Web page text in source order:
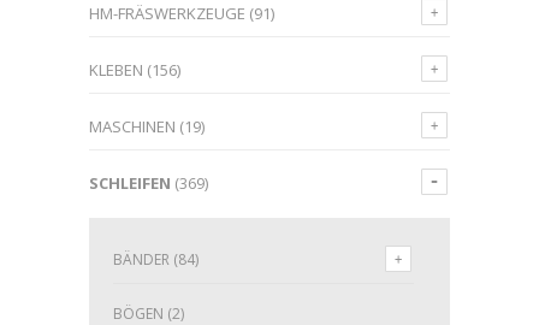
HM-FRÄSWERKZEUGE (91)
KLEBEN (156)
MASCHINEN (19)
SCHLEIFEN (369)
BÄNDER (84)
BÖGEN (2)